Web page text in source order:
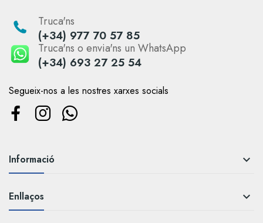
Truca'ns
(+34) 977 70 57 85
Truca'ns o envia'ns un WhatsApp
(+34) 693 27 25 54
Segueix-nos a les nostres xarxes socials
Informació 
Enllaços 